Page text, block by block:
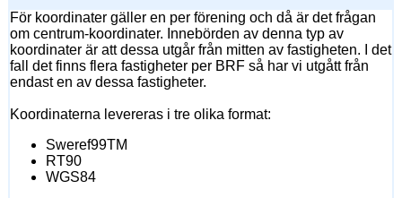
För koordinater gäller en per förening och då är det frågan
om centrum-koordinater. Innebörden av denna typ av
koordinater är att dessa utgår från mitten av fastigheten. I det
fall det finns flera fastigheter per BRF så har vi utgått från
endast en av dessa fastigheter.
Koordinaterna levereras i tre olika format:
Sweref99TM
RT90
WGS84